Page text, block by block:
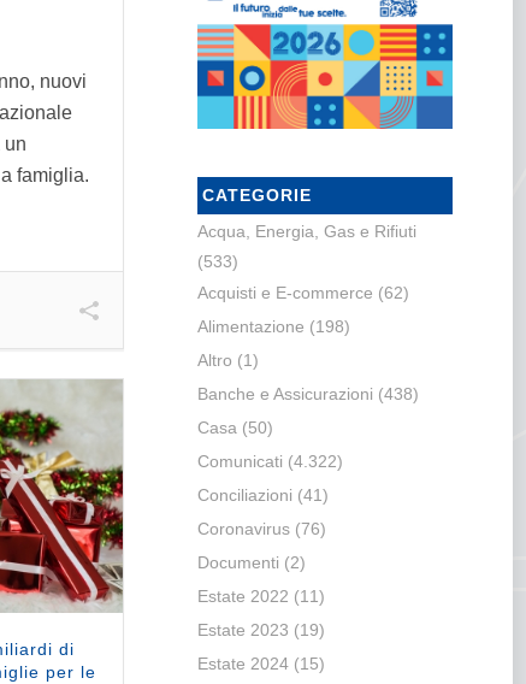
nuovi
un
famiglia.
di
per le
CATEGORIE
Acqua, Energia, Gas e Rifiuti
(533)
Acquisti e E-commerce (62)
Alimentazione (198)
Altro (1)
Banche e Assicurazioni (438)
Casa (50)
Comunicati (4.322)
Conciliazioni (41)
Coronavirus(76)
Documenti (2)
Estate 2022 (11)
Estate 2023 (19)
Estate 2024(15)